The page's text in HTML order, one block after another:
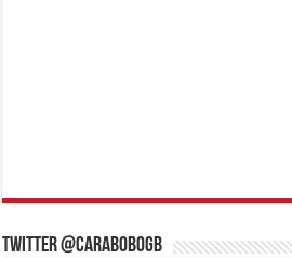
Twitter @CaraboboGB